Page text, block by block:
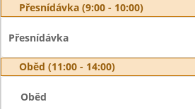
Přesnídávka (9:00 - 10:00)
Přesnídávka
Oběd (11:00 - 14:00)
Oběd